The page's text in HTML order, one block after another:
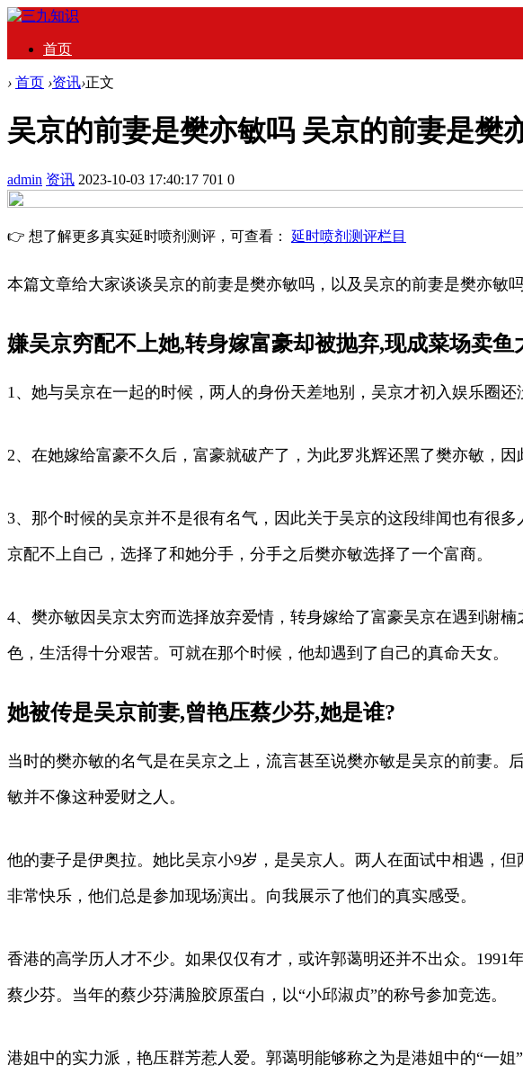
首页
› 首页 ›资讯›正文
吴京的前妻是樊亦敏吗 吴京的前妻是樊
admin 资讯 2023-10-03 17:40:17 701 0
👉 想了解更多真实延时喷剂测评，可查看： 延时喷剂测评栏目
本篇文章给大家谈谈吴京的前妻是樊亦敏吗，以及吴京的前妻是樊亦敏
嫌吴京穷配不上她,转身嫁富豪却被抛弃,现成菜场卖鱼
1、她与吴京在一起的时候，两人的身份天差地别，吴京才初入娱乐圈
2、在她嫁给富豪不久后，富豪就破产了，为此罗兆辉还黑了樊亦敏，因
3、那个时候的吴京并不是很有名气，因此关于吴京的这段绯闻也有很
京配不上自己，选择了和她分手，分手之后樊亦敏选择了一个富商。
4、樊亦敏因吴京太穷而选择放弃爱情，转身嫁给了富豪吴京在遇到谢
色，生活得十分艰苦。可就在那个时候，他却遇到了自己的真命天女。
她被传是吴京前妻,曾艳压蔡少芬,她是谁?
当时的樊亦敏的名气是在吴京之上，流言甚至说樊亦敏是吴京的前妻。
敏并不像这种爱财之人。
他的妻子是伊奥拉。她比吴京小9岁，是吴京人。两人在面试中相遇，
非常快乐，他们总是参加现场演出。向我展示了他们的真实感受。
香港的高学历人才不少。如果仅仅有才，或许郭蔼明还并不出众。
蔡少芬。当年的蔡少芬满脸胶原蛋白，以“小邱淑贞”的称号参加竞选。
港姐中的实力派，艳压群芳惹人爱。郭蔼明能够称之为是港姐中的“一